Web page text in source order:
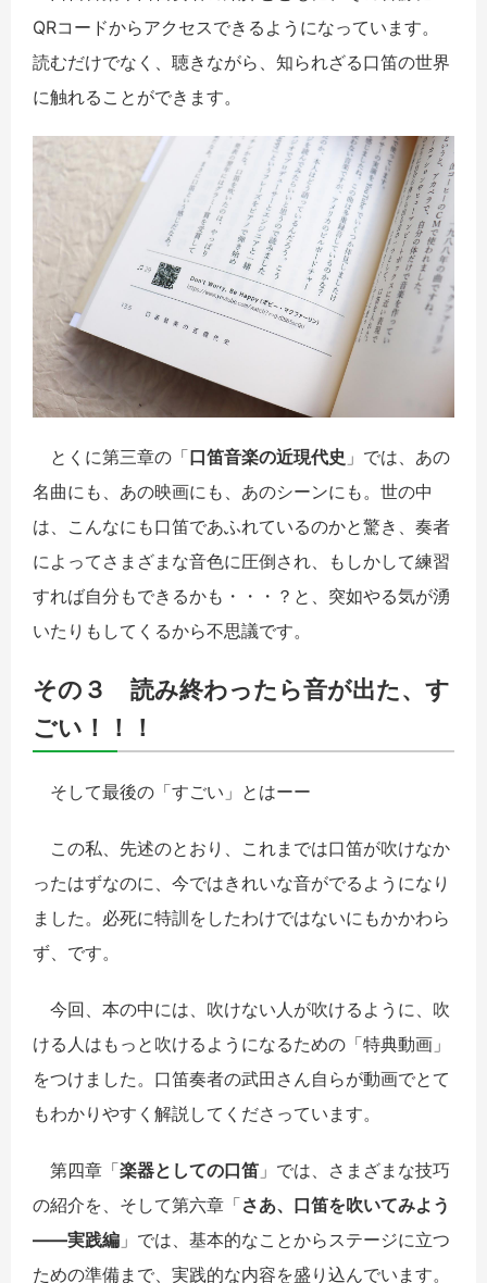
QRコードからアクセスできるようになっています。
読むだけでなく、聴きながら、知られざる口笛の世界
に触れることができます。
とくに第三章の「口笛音楽の近現代史 」では、あの
名曲にも、あの映画にも、あのシーンにも。世の中
は、こんなにも口笛であふれているのかと驚き、奏者
によってさまざまな音色に圧倒され、もしかして練習
すれば自分もできるかも・・・？と、突如やる気が湧
いたりもしてくるから不思議です。
その３ 読み終わったら音が出た、す
ごい！！！
そして最後の「すごい」とはーー
この私、先述のとおり、これまでは口笛が吹けなか
ったはずなのに、今ではきれいな音がでるようになり
ました。必死に特訓をしたわけではないにもかかわら
ず、です。
今回、本の中には、吹けない人が吹けるように、吹
ける人はもっと吹けるようになるための「特典動画」
をつけました。口笛奏者の武田さん自らが動画でとて
もわかりやすく解説してくださっています。
第四章「楽器としての口笛 」では、さまざまな技巧
の紹介を、そして第六章「さあ、口笛を吹いてみよう
――実践編 」では、基本的なことからステージに立つ
ための準備まで、実践的な内容を盛り込んでいます。